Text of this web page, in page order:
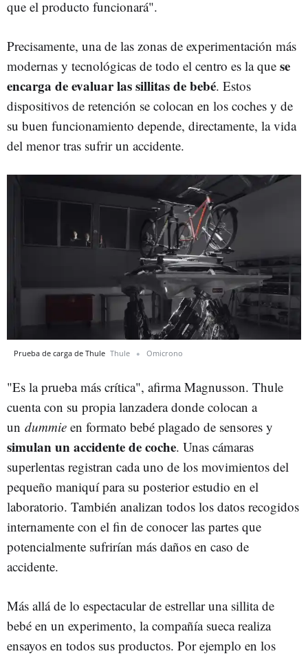
que el producto funcionará".
Precisamente, una de las zonas de experimentación más
modernas y tecnológicas de todo el centro es la que se
encarga de evaluar las sillitas de bebé. Estos
dispositivos de retención se colocan en los coches y de
su buen funcionamiento depende, directamente, la vida
del menor tras sufrir un accidente.
Prueba de carga de Thule Thule Omicrono
"Es la prueba más crítica", afirma Magnusson. Thule
cuenta con su propia lanzadera donde colocan a
un dummie en formato bebé plagado de sensores y
simulan un accidente de coche. Unas cámaras
superlentas registran cada uno de los movimientos del
pequeño maniquí para su posterior estudio en el
laboratorio. También analizan todos los datos recogidos
internamente con el fin de conocer las partes que
potencialmente sufrirían más daños en caso de
accidente.
Más allá de lo espectacular de estrellar una sillita de
bebé en un experimento, la compañía sueca realiza
ensayos en todos sus productos. Por ejemplo en los